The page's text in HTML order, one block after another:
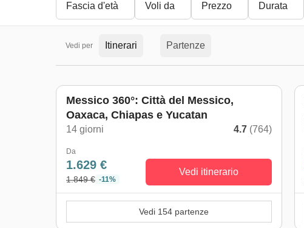
Fascia d'età Voli da Prezzo Durata
Vedi per Itinerari Partenze
Messico 360°: Città del Messico,
Oaxaca, Chiapas e Yucatan
14 giorni 4.7 (764)
Da
1.629 €
1.849 € -11%
Vedi itinerario
Vedi 154 partenze